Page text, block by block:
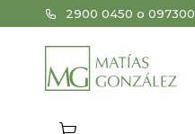
2900 0450 o